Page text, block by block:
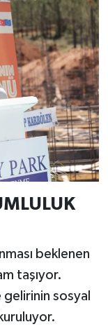
beklenen
taşıyor.
sosyal